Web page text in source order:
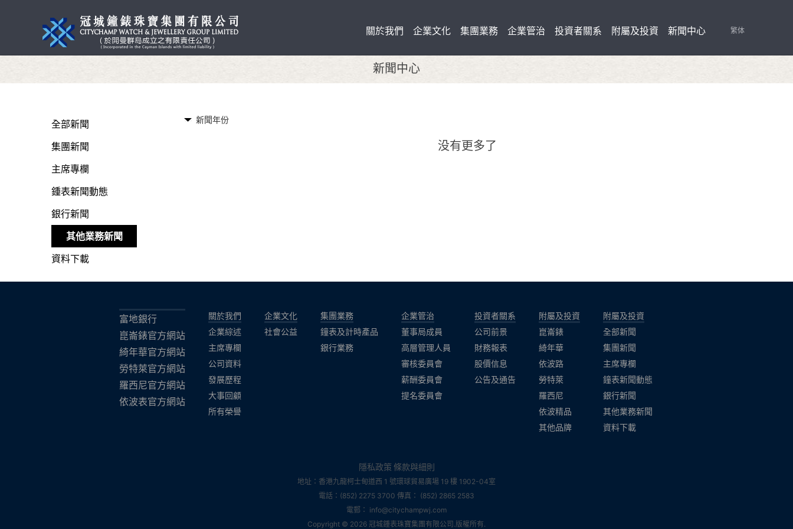
繁体
關於我們 企業文化 集團業務 企業管治 投資者關系 附屬及投資 新聞中心
新聞中心
全部新聞
集團新聞
主席專欄
鍾表新聞動態
銀行新聞
其他業務新聞
資料下載
新聞年份
没有更多了
富地銀行
崑崙錶官方網站
綺年華官方網站
勞特萊官方網站
羅西尼官方網站
依波表官方網站
關於我們
企業綜述
主席專欄
公司資料
發展歷程
大事回顧
所有榮譽
企業文化
社會公益
集團業務
鐘表及計時產品
銀行業務
企業管治
董事局成員
高層管理人員
審核委員會
薪酬委員會
提名委員會
投資者關系
公司前景
財務報表
股價信息
公告及通告
附屬及投資
崑崙錶
綺年華
依波路
勞特萊
羅西尼
依波精品
其他品牌
附屬及投資
全部新聞
集團新聞
主席專欄
鐘表新聞動態
銀行新聞
其他業務新聞
資料下載
隱私政策 條款與細則
地址：香港九龍柯士甸道西 1 號環球貿易廣場 19 樓 1902-04室
電話：(852) 2275 3700 傳真： (852) 2865 2583
電郵： info@citychampwj.com
Copyright © 2026 冠城鍾表珠寶集團有限公司.版權所有.